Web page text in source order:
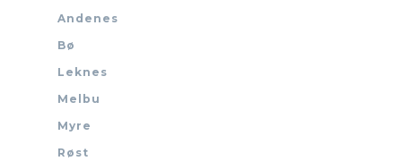
Andenes
Bø
Leknes
Melbu
Myre
Røst